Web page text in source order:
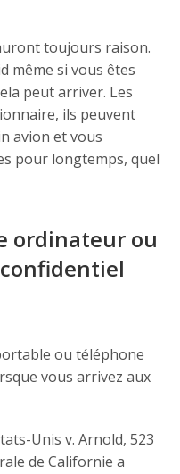
toujours raison.
même si vous êtes
peut arriver. Les
ils peuvent
avion et vous
pour longtemps, quel
ordinateur ou
ou téléphone
vous arrivez aux
Unis v. Arnold, 523
de Californie a